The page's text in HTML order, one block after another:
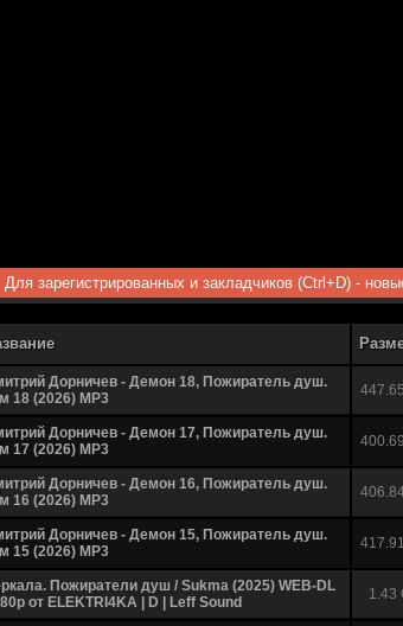
Для зарегистрированных и закладчиков (Ctrl+D) -
Дорничев - Демон 18, Пожиратель душ.
18 (2026) МР3
Дорничев - Демон 17, Пожиратель душ.
17 (2026) МР3
Дорничев - Демон 16, Пожиратель душ.
16 (2026) МР3
Дорничев - Демон 15, Пожиратель душ.
15 (2026) МР3
Пожиратели душ / Sukma (2025) WEB-DL
от ELEKTRI4KA | D | Leff Sound
1.43